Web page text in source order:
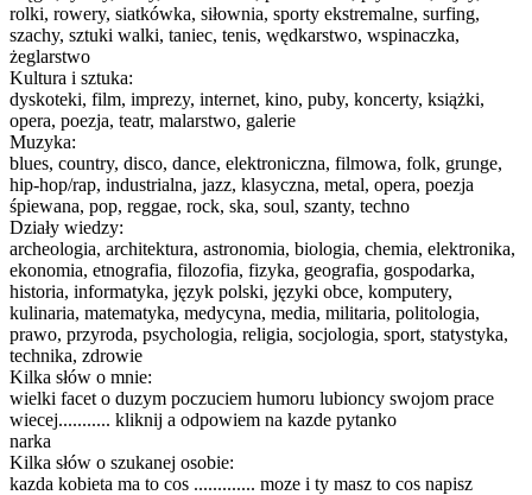
rolki, rowery, siatkówka, siłownia, sporty ekstremalne, surfing,
szachy, sztuki walki, taniec, tenis, wędkarstwo, wspinaczka,
żeglarstwo
Kultura i sztuka:
dyskoteki, film, imprezy, internet, kino, puby, koncerty, książki,
opera, poezja, teatr, malarstwo, galerie
Muzyka:
blues, country, disco, dance, elektroniczna, filmowa, folk, grunge,
hip-hop/rap, industrialna, jazz, klasyczna, metal, opera, poezja
śpiewana, pop, reggae, rock, ska, soul, szanty, techno
Działy wiedzy:
archeologia, architektura, astronomia, biologia, chemia, elektronika,
ekonomia, etnografia, filozofia, fizyka, geografia, gospodarka,
historia, informatyka, język polski, języki obce, komputery,
kulinaria, matematyka, medycyna, media, militaria, politologia,
prawo, przyroda, psychologia, religia, socjologia, sport, statystyka,
technika, zdrowie
Kilka słów o mnie:
wielki facet o duzym poczuciem humoru lubioncy swojom prace
wiecej........... kliknij a odpowiem na kazde pytanko
narka
Kilka słów o szukanej osobie:
kazda kobieta ma to cos ............. moze i ty masz to cos napisz